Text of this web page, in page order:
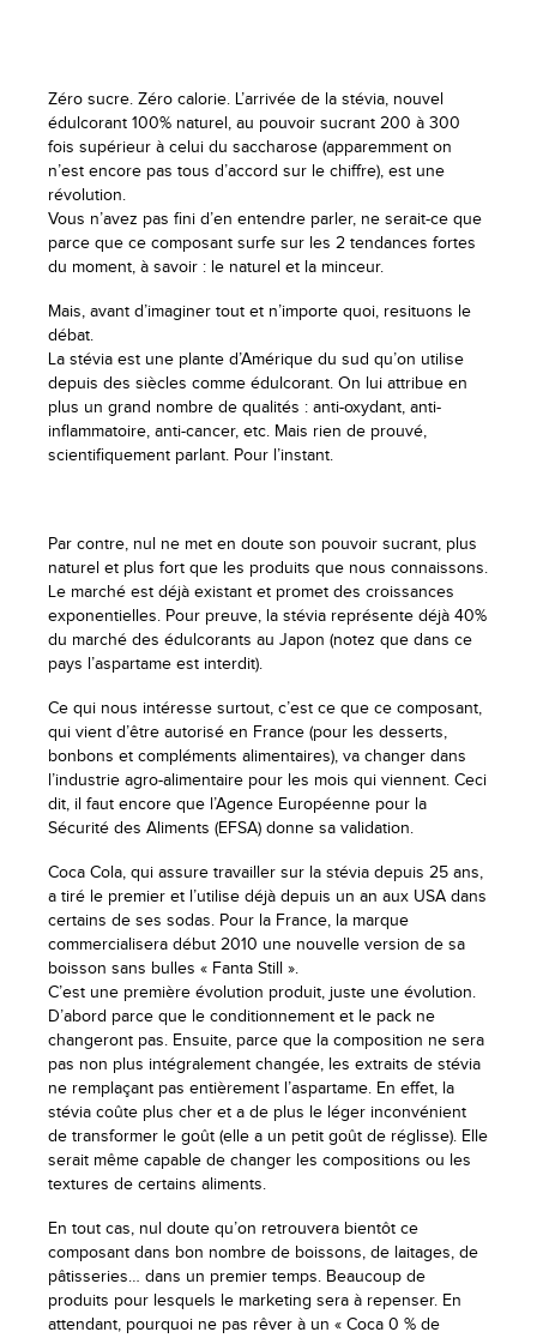
Zéro sucre. Zéro calorie. L’arrivée de la stévia, nouvel
édulcorant 100% naturel, au pouvoir sucrant 200 à 300
fois supérieur à celui du saccharose (apparemment on
n’est encore pas tous d’accord sur le chiffre), est une
révolution.
Vous n’avez pas fini d’en entendre parler, ne serait-ce que
parce que ce composant surfe sur les 2 tendances fortes
du moment, à savoir : le naturel et la minceur.
Mais, avant d’imaginer tout et n’importe quoi, resituons le
débat.
La stévia est une plante d’Amérique du sud qu’on utilise
depuis des siècles comme édulcorant. On lui attribue en
plus un grand nombre de qualités : anti-oxydant, anti-
inflammatoire, anti-cancer, etc. Mais rien de prouvé,
scientifiquement parlant. Pour l’instant.
Par contre, nul ne met en doute son pouvoir sucrant, plus
naturel et plus fort que les produits que nous connaissons.
Le marché est déjà existant et promet des croissances
exponentielles. Pour preuve, la stévia représente déjà 40%
du marché des édulcorants au Japon (notez que dans ce
pays l’aspartame est interdit).
Ce qui nous intéresse surtout, c’est ce que ce composant,
qui vient d’être autorisé en France (pour les desserts,
bonbons et compléments alimentaires), va changer dans
l’industrie agro-alimentaire pour les mois qui viennent. Ceci
dit, il faut encore que l’Agence Européenne pour la
Sécurité des Aliments (EFSA) donne sa validation.
Coca Cola, qui assure travailler sur la stévia depuis 25 ans,
a tiré le premier et l’utilise déjà depuis un an aux USA dans
certains de ses sodas. Pour la France, la marque
commercialisera début 2010 une nouvelle version de sa
boisson sans bulles « Fanta Still ».
C’est une première évolution produit, juste une évolution.
D’abord parce que le conditionnement et le pack ne
changeront pas. Ensuite, parce que la composition ne sera
pas non plus intégralement changée, les extraits de stévia
ne remplaçant pas entièrement l’aspartame. En effet, la
stévia coûte plus cher et a de plus le léger inconvénient
de transformer le goût (elle a un petit goût de réglisse). Elle
serait même capable de changer les compositions ou les
textures de certains aliments.
En tout cas, nul doute qu’on retrouvera bientôt ce
composant dans bon nombre de boissons, de laitages, de
pâtisseries… dans un premier temps. Beaucoup de
produits pour lesquels le marketing sera à repenser. En
attendant, pourquoi ne pas rêver à un « Coca 0 % de